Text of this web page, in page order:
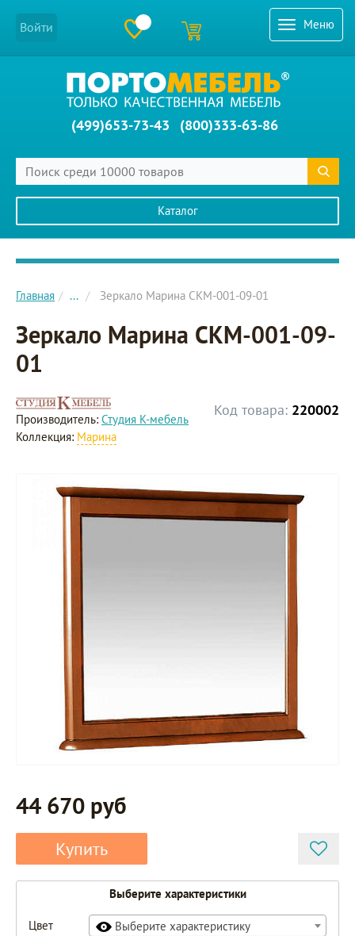
Меню
Войти
(499)653-73-43 (800)333-63-86
Каталог
Главное меню сайта
Главная ... Зеркало Марина СКМ-001-09-01
Зеркало Марина СКМ-001-09-
01
Код товара: 220002
Производитель: Студия К-мебель
Коллекция: Марина
44 670 руб
Купить
Выберите характеристики
Цвет Выберите характеристику